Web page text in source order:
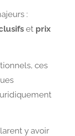
:
et prix
ces
y avoir